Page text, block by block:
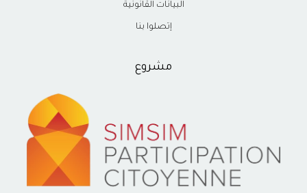
البيانات القانونية
إتصلوا بنا
مشروع